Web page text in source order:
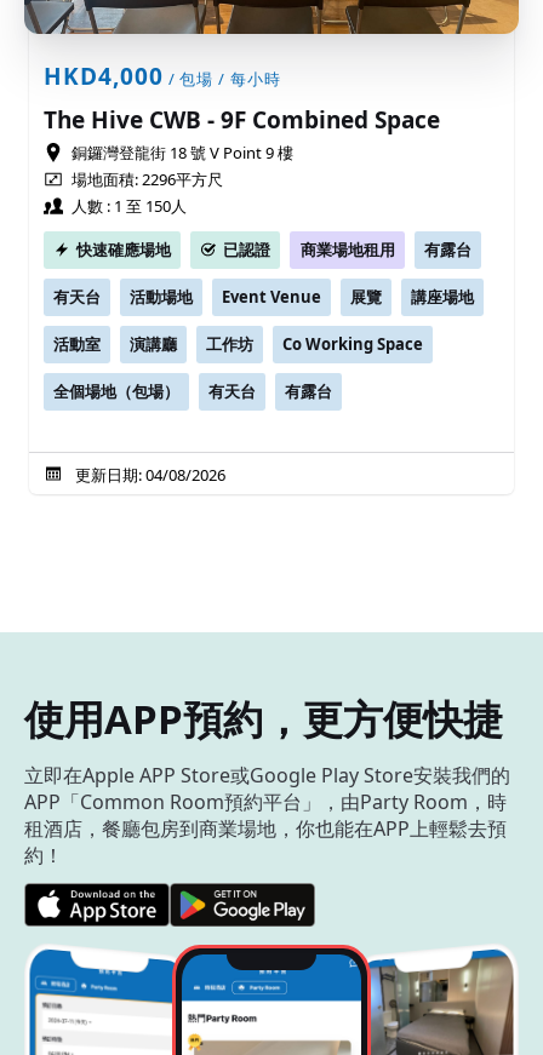
HKD4,000 / 包場 / 每小時
The Hive CWB - 9F Combined Space
銅鑼灣登龍街 18 號 V Point 9 樓
場地面積: 2296平方尺
人數 : 1 至 150人
快速確應場地
已認證 商業場地租用 有露台
有天台 活動場地 Event Venue 展覽 講座場地
活動室 演講廳 工作坊 Co Working Space
全個場地（包場） 有天台 有露台
更新日期: 04/08/2026
使用APP預約，更方便快捷
立即在Apple APP Store或Google Play Store安裝我們的
APP「Common Room預約平台」，由Party Room，時
租酒店，餐廳包房到商業場地，你也能在APP上輕鬆去預
約！